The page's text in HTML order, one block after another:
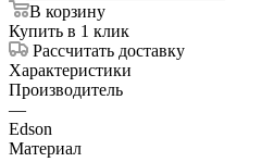
В корзину
Купить в 1 клик
Рассчитать доставку
Характеристики
Производитель
—
Edson
Материал